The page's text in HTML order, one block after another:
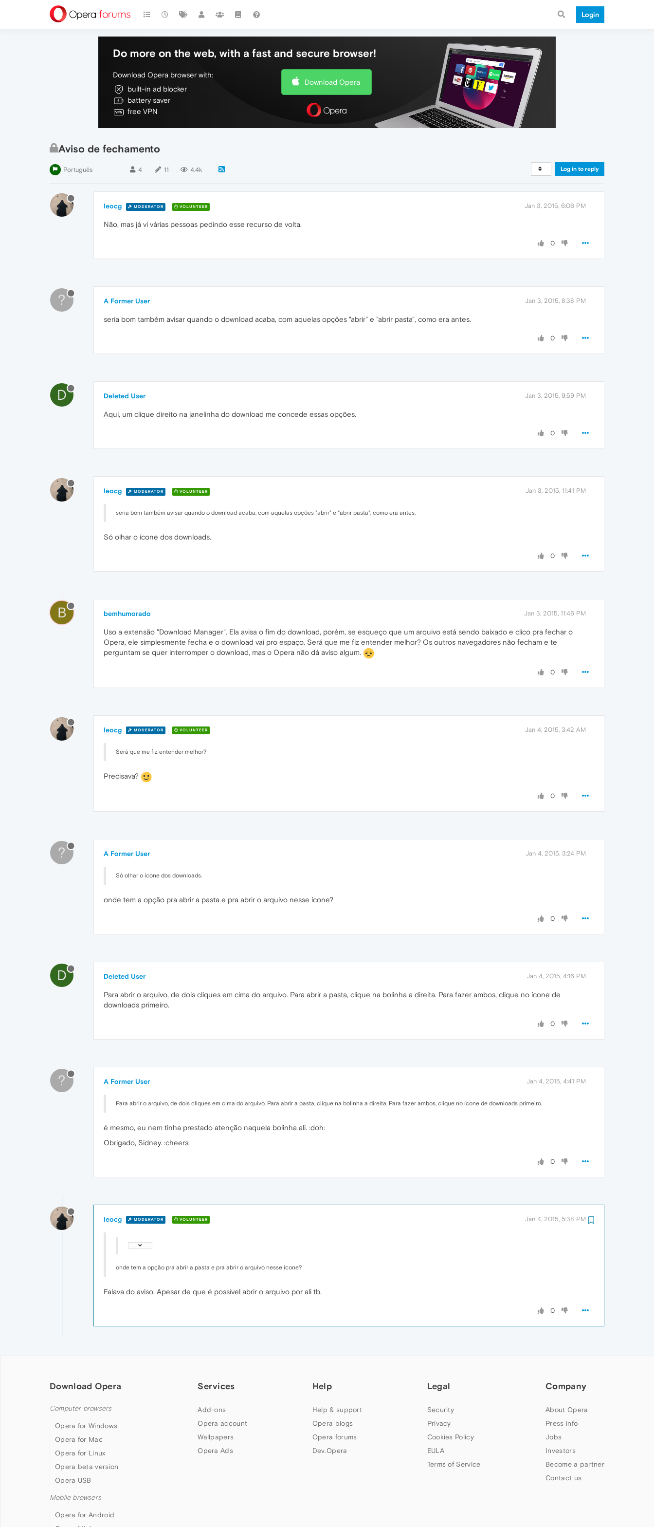
Login
Do more on the web, with a fast and secure browser!
Download Opera browser with:
built-in ad blocker
battery saver
free VPN
Download Opera
Aviso de fechamento
Português 4 11 4.4k Log in to reply
leocg MODERATOR VOLUNTEER Jan 3, 2015, 6:06 PM
Não, mas já vi várias pessoas pedindo esse recurso de volta.
0
? A Former User Jan 3, 2015, 8:38 PM
seria bom também avisar quando o download acaba, com aquelas opções "abrir" e "abrir pasta", como era antes.
0
D Deleted User Jan 3, 2015, 9:59 PM
Aqui, um clique direito na janelinha do download me concede essas opções.
0
leocg MODERATOR VOLUNTEER Jan 3, 2015, 11:41 PM
seria bom também avisar quando o download acaba, com aquelas opções "abrir" e "abrir pasta", como era antes.
Só olhar o ícone dos downloads.
0
B bemhumorado Jan 3, 2015, 11:46 PM
Uso a extensão "Download Manager". Ela avisa o fim do download, porém, se esqueço que um arquivo está sendo baixado e clico pra fechar o
Opera, ele simplesmente fecha e o download vai pro espaço. Será que me fiz entender melhor? Os outros navegadores não fecham e te
perguntam se quer interromper o download, mas o Opera não dá aviso algum.
0
leocg MODERATOR VOLUNTEER Jan 4, 2015, 3:42 AM
Será que me fiz entender melhor?
Precisava?
0
? A Former User Jan 4, 2015, 3:24 PM
Só olhar o ícone dos downloads.
onde tem a opção pra abrir a pasta e pra abrir o arquivo nesse ícone?
0
D Deleted User Jan 4, 2015, 4:16 PM
Para abrir o arquivo, de dois cliques em cima do arquivo. Para abrir a pasta, clique na bolinha a direita. Para fazer ambos, clique no ícone de
downloads primeiro.
0
? A Former User Jan 4, 2015, 4:41 PM
Para abrir o arquivo, de dois cliques em cima do arquivo. Para abrir a pasta, clique na bolinha a direita. Para fazer ambos, clique no ícone de downloads primeiro.
é mesmo, eu nem tinha prestado atenção naquela bolinha ali. :doh:
Obrigado, Sidney. :cheers:
0
leocg MODERATOR VOLUNTEER Jan 4, 2015, 5:38 PM
onde tem a opção pra abrir a pasta e pra abrir o arquivo nesse ícone?
Falava do aviso. Apesar de que é possível abrir o arquivo por ali tb.
0
Download Opera
Computer browsers
Opera for Windows
Opera for Mac
Opera for Linux
Opera beta version
Opera USB
Mobile browsers
Opera for Android
Services
Add-ons
Opera account
Wallpapers
Opera Ads
Help
Help & support
Opera blogs
Opera forums
Dev.Opera
Legal
Security
Privacy
Cookies Policy
EULA
Terms of Service
Company
About Opera
Press info
Jobs
Investors
Become a partner
Contact us